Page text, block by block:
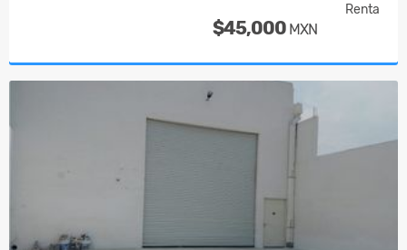
Renta
$45,000 MXN